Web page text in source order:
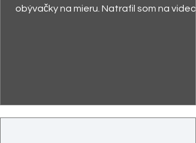
obývačky na mieru. Natrafil som na video,